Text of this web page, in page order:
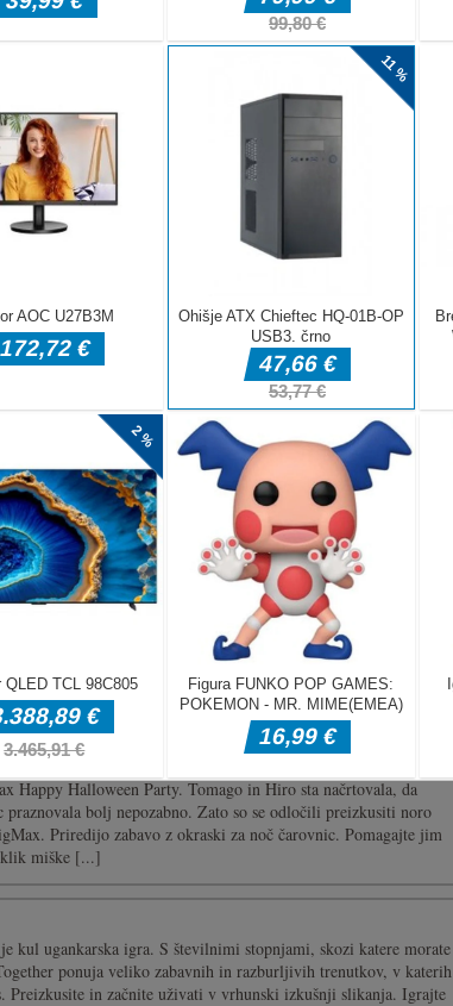
in uničite zlobne sovražne lokostrelce. Igra je
ciljaj in streljaj puščice na sovražnike. Jasen strel v glavo
sovražnika. Bodite previdni, vaši sovražniki trenirajo vsak dan,
[...]
2D
igra vožnje, kjer dirkate skozi promet. Zbirajte denar in
svojo progo.puščične tipke za nadzor avtomobila
za noč čarovnic
na zabavo? Čas je za praznovanje z igro Bubble Shooter -
Bubble Shooter – Halloween Party 2021 je BREZPLAČNA igra
Podajte se na iskanje in se izzovite, da premagate vse ravni. Igra
[...]
all over the world. You can use all kinds of small parts to form
puzzles, such as cars, bicycles, houses, etc. If you are a big
the Construction Set! There are many unopened Lego toys on
Happy Halloween Party. Tomago in Hiro sta načrtovala, da
praznovala bolj nepozabno. Zato so se odločili preizkusiti noro
Priredijo zabavo z okraski za noč čarovnic. Pomagajte jim
miške [...]
kul ugankarska igra. S številnimi stopnjami, skozi katere morate
ponuja veliko zabavnih in razburljivih trenutkov, v katerih
Preizkusite in začnite uživati v vrhunski izkušnji slikanja. Igrajte